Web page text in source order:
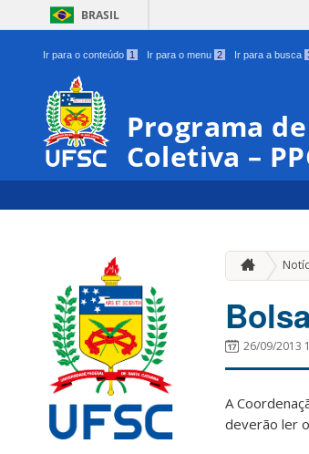
BRASIL
Ir para o conteúdo 1 Ir para o menu 2 Ir para a busca
Programa
Coletiva –
26/09/2013
A
deverão ler